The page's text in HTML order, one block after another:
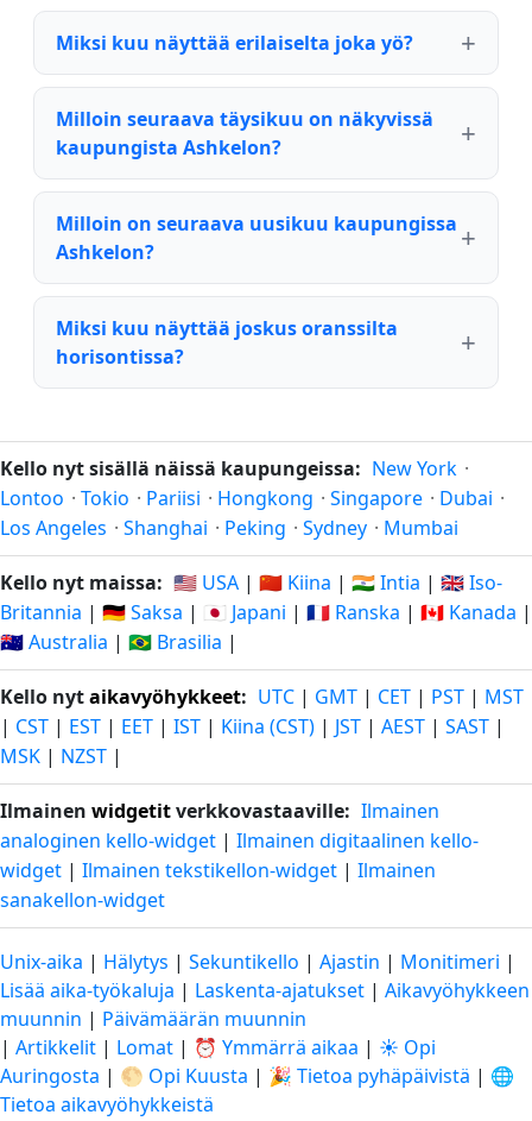
Miksi kuu näyttää erilaiselta joka yö?
Milloin seuraava täysikuu on näkyvissä
kaupungista Ashkelon?
Milloin on seuraava uusikuu kaupungissa
Ashkelon?
Miksi kuu näyttää joskus oranssilta
horisontissa?
Kello nyt sisällä näissä kaupungeissa: New York ·
Lontoo · Tokio · Pariisi · Hongkong · Singapore · Dubai ·
Los Angeles · Shanghai · Peking · Sydney · Mumbai
Kello nyt maissa: 🇺🇸 USA | 🇨🇳 Kiina | 🇮🇳 Intia | 🇬🇧 Iso-
Britannia | 🇩🇪 Saksa | 🇯🇵 Japani | 🇫🇷 Ranska | 🇨🇦 Kanada |
🇦🇺 Australia | 🇧🇷 Brasilia |
Kello nytaikavyöhykkeet: UTC | GMT | CET | PST | MST
| CST | EST | EET | IST | Kiina (CST) | JST | AEST | SAST |
MSK | NZST |
Ilmainen widgetitverkkovastaaville: Ilmainen
analoginen kello-widget | Ilmainen digitaalinen kello-
widget | Ilmainen tekstikellon-widget | Ilmainen
sanakellon-widget
Unix-aika | Hälytys | Sekuntikello | Ajastin | Monitimeri |
Lisää aika-työkaluja | Laskenta-ajatukset | Aikavyöhykkeen
muunnin | Päivämäärän muunnin
| Artikkelit | Lomat | ⏰ Ymmärrä aikaa | ☀️ Opi
Auringosta | 🌕 Opi Kuusta | 🎉 Tietoa pyhäpäivistä | 🌐
Tietoa aikavyöhykkeistä